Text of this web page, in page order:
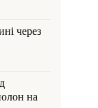
через
на